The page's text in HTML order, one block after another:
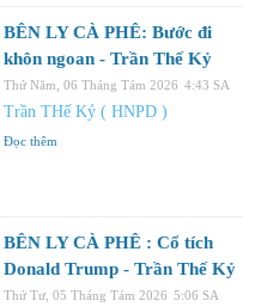
BÊN LY CÀ PHÊ: Bước đi
khôn ngoan - Trần Thế Kỷ
Thứ Năm, 06 Tháng Tám 2026 4:43 SA
Trần THế Kỷ ( HNPD )
Đọc thêm
BÊN LY CÀ PHÊ : Cổ tích
Donald Trump - Trần Thế Kỷ
Thứ Tư, 05 Tháng Tám 2026 5:06 SA